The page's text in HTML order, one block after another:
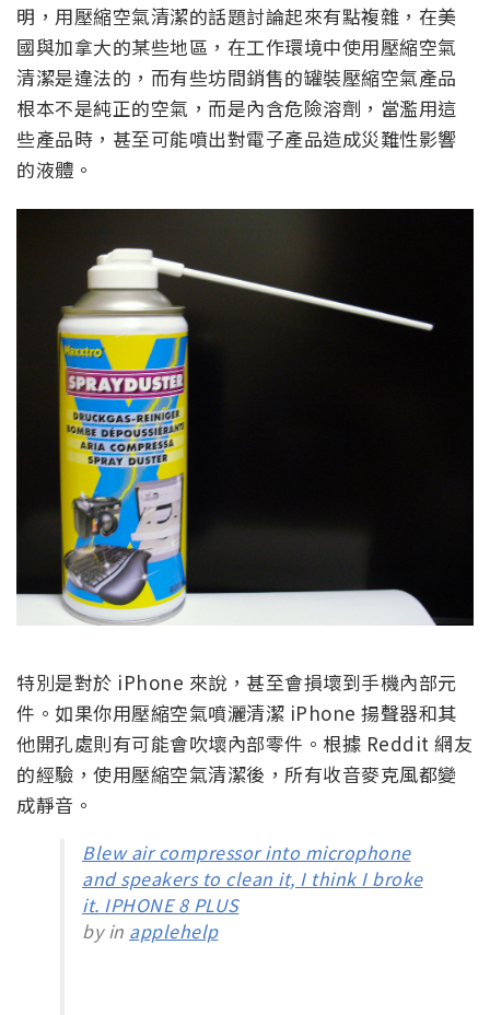
明，用壓縮空氣清潔的話題討論起來有點複雜，在美
國與加拿大的某些地區，在工作環境中使用壓縮空氣
清潔是違法的，而有些坊間銷售的罐裝壓縮空氣產品
根本不是純正的空氣，而是內含危險溶劑，當濫用這
些產品時，甚至可能噴出對電子產品造成災難性影響
的液體。
特別是對於 iPhone 來說，甚至會損壞到手機內部元
件。如果你用壓縮空氣噴灑清潔 iPhone 揚聲器和其
他開孔處則有可能會吹壞內部零件。根據 Reddit 網友
的經驗，使用壓縮空氣清潔後，所有收音麥克風都變
成靜音。
Blew air compressor into microphone
and speakers to clean it, I think I broke
it. IPHONE 8 PLUS
by in applehelp